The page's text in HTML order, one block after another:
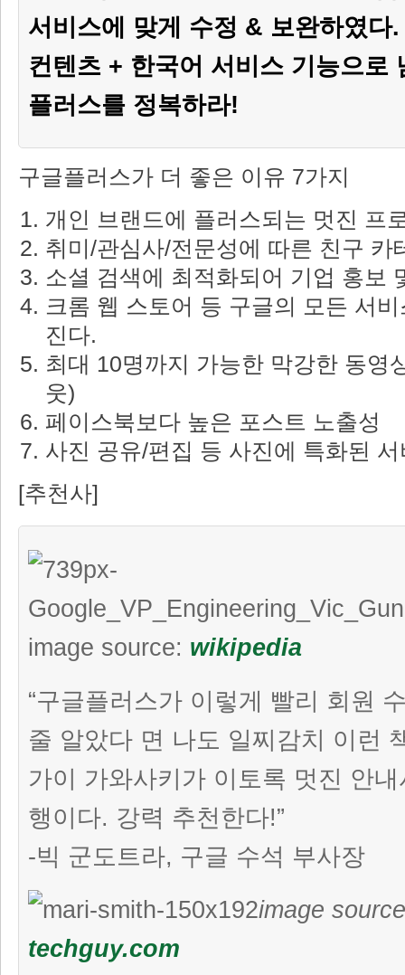
서비스에 맞게 수정 & 보완하였다
컨텐츠 + 한국어 서비스 기능으로
플러스를 정복하라!
구글플러스가 더 좋은 이유 7가지
개인 브랜드에 플러스되는 멋진 프
취미/관심사/전문성에 따른 친구 카
소셜 검색에 최적화되어 기업 홍보
크롬 웹 스토어 등 구글의 모든 서
진다.
최대 10명까지 가능한 막강한 동영
웃)
페이스북보다 높은 포스트 노출성
사진 공유/편집 등 사진에 특화된 서
[추천사]
image source: wikipedia
“구글플러스가 이렇게 빨리 회원
줄 알았다 면 나도 일찌감치 이런
가이 가와사키가 이토록 멋진 안
행이다. 강력 추천한다!”
-빅 군도트라, 구글 수석 부사장
image
techguy.com